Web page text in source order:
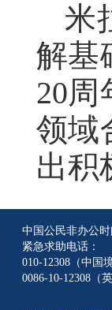
米
解基
20
领域
出积
中国公民非办公时
紧急求助电话：
010-12308（中国
0086-10-12308（